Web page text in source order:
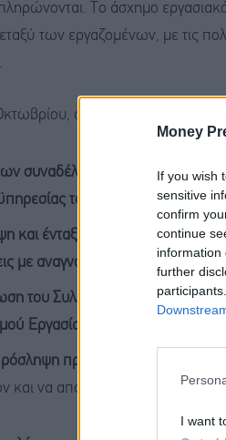
Money
If you wish
sensitive
confirm
continue
information
further
I want
Το άσχημο
των εργαζομένων, με τις
όλοι και όλες οι
συναδέλφων ειδικών
τους.
και ένταξη των συναδέλφων
με αναγνώριση της
του Συλλόγου μας για τις εν
Εργασίας
πρόσθετου προσωπικού
και να αποτραπεί η υπερβολική